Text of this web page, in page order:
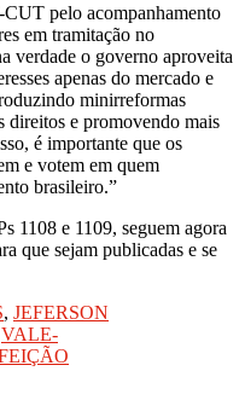
pelo acompanhamento
em tramitação no
verdade o governo aproveita
apenas do mercado e
minirreformas
direitos e promovendo mais
é importante que os
e votem em quem
brasileiro.”
1108 e 1109, seguem agora
que sejam publicadas e se
, JEFERSON
VALE-